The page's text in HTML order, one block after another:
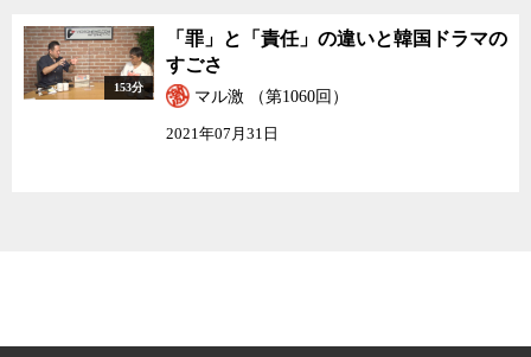
153分
「罪」と「責任」の違いと韓国ドラマの
すごさ
マル激 （第1060回）
2021年07月31日